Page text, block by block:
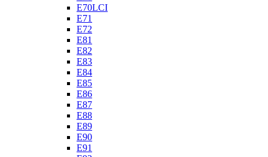
E70LCI
E71
E72
E81
E82
E83
E84
E85
E86
E87
E88
E89
E90
E91